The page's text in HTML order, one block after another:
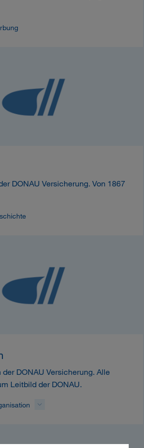
DONAU Versicherung. Von 1867
DONAU Versicherung. Alle
Leitbild der DONAU.